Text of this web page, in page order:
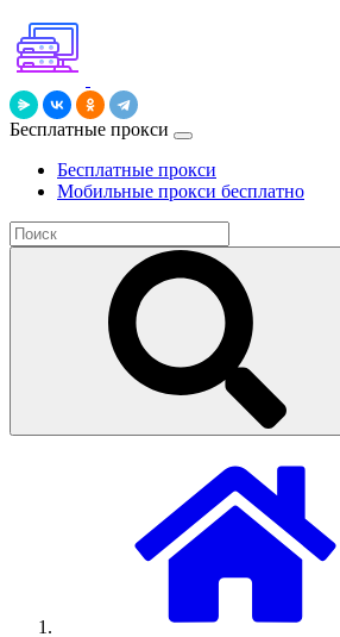
Бесплатные прокси
Бесплатные прокси
Мобильные прокси бесплатно